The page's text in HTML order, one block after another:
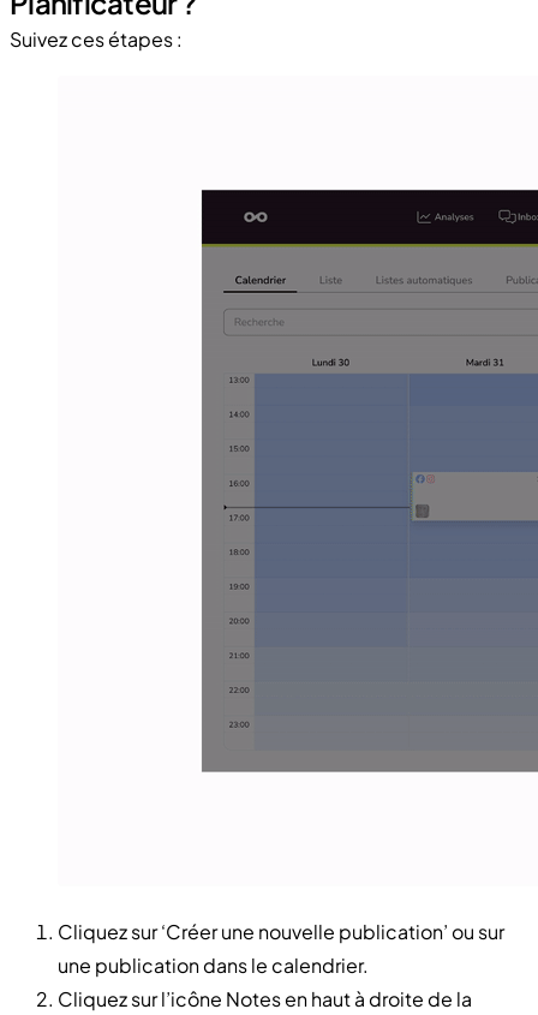
Suivez ces étapes :
Cliquez sur ‘Créer une nouvelle publication’ ou sur
une publication dans le calendrier.
Cliquez sur l’icône Notes en haut à droite de la